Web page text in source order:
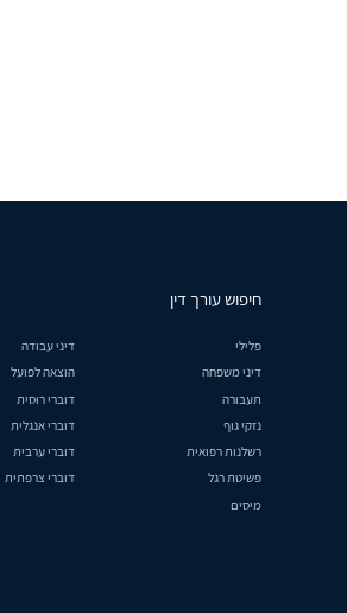
חיפוש עורך דין
פלילי
דיני עבודה
דיני משפחה
הוצאה לפועל
תעבורה
דוברי רוסית
נזקי גוף
דוברי אנגלית
רשלנות רפואית
דוברי ערבית
פשיטת רגל
דוברי צרפתית
מיסים